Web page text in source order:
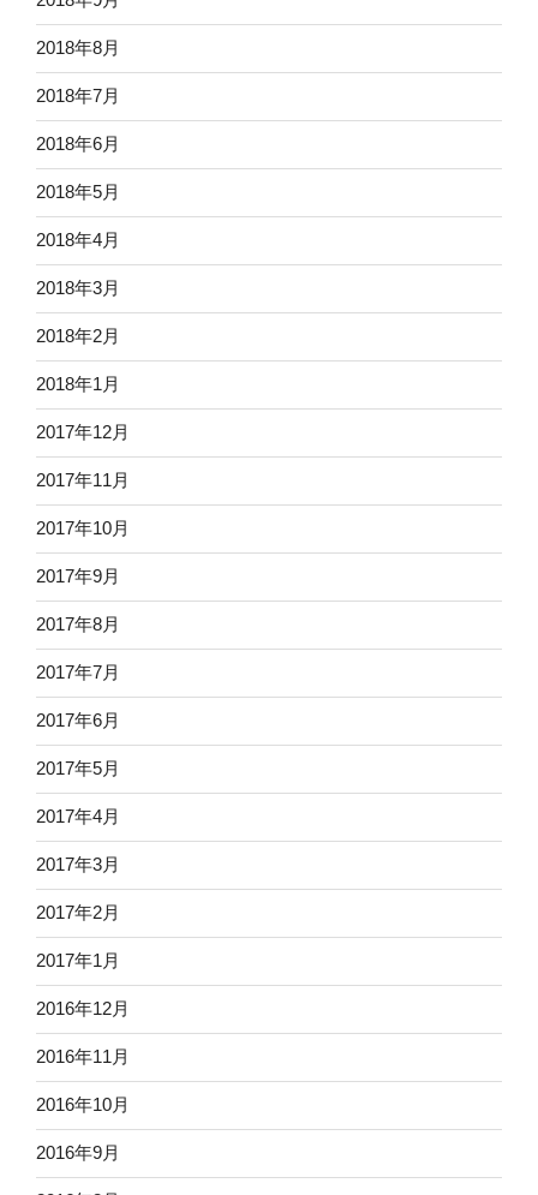
2018年8月
2018年7月
2018年6月
2018年5月
2018年4月
2018年3月
2018年2月
2018年1月
2017年12月
2017年11月
2017年10月
2017年9月
2017年8月
2017年7月
2017年6月
2017年5月
2017年4月
2017年3月
2017年2月
2017年1月
2016年12月
2016年11月
2016年10月
2016年9月